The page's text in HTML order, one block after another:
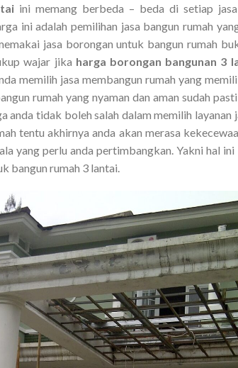
ini memang berbeda – beda di setiap
ini adalah pemilihan jasa bangun rumah
jasa borongan untuk bangun rumah
wajar jika harga borongan bangunan 3
memilih jasa membangun rumah yang
rumah yang nyaman dan aman sudah
anda tidak boleh salah dalam memilih layanan
tentu akhirnya anda akan merasa
yang perlu anda pertimbangkan. Yakni hal
bangun rumah 3 lantai.